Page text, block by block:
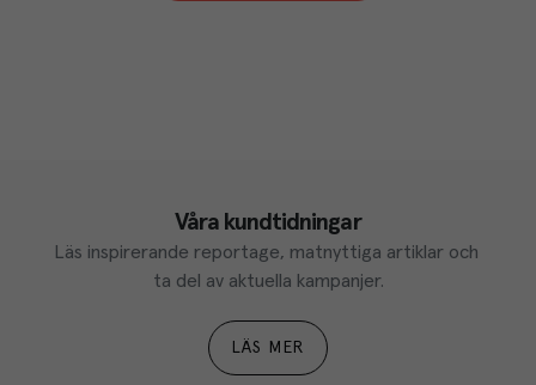
Våra kundtidningar
Läs inspirerande reportage, matnyttiga artiklar och
ta del av aktuella kampanjer.
LÄS MER